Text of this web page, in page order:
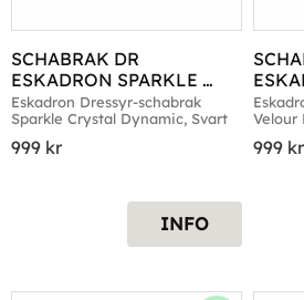
SCHABRAK DR
ESKADRON SPARKLE
CRYSTAL DYNAMIC SVART
Eskadron Dressyr-schabrak
Sparkle Crystal Dynamic, Svart
999 kr
INFO
Velour
999 kr